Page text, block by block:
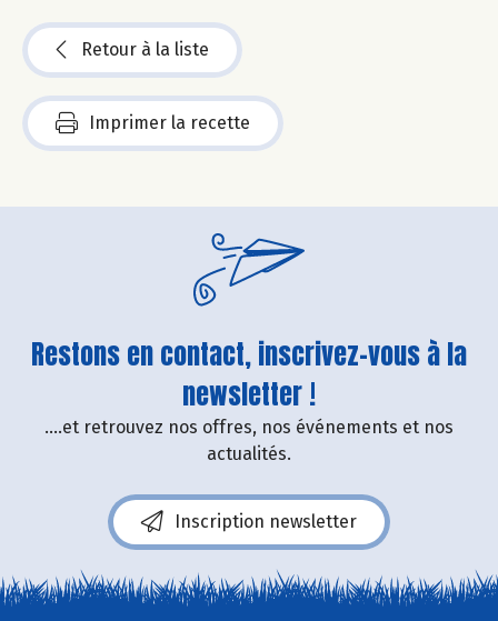
Retour à la liste
Imprimer la recette
Restons en contact, inscrivez-vous à la
newsletter !
....et retrouvez nos offres, nos événements et nos
actualités.
Inscription newsletter